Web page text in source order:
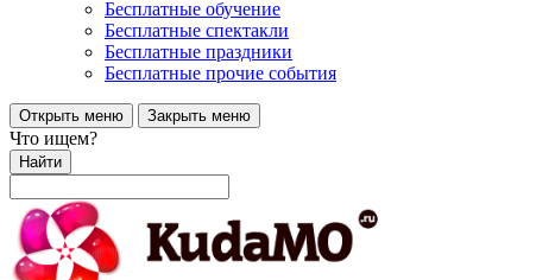
Бесплатные обучение
Бесплатные спектакли
Бесплатные праздники
Бесплатные прочие события
Открыть меню Закрыть меню
Что ищем?
Найти